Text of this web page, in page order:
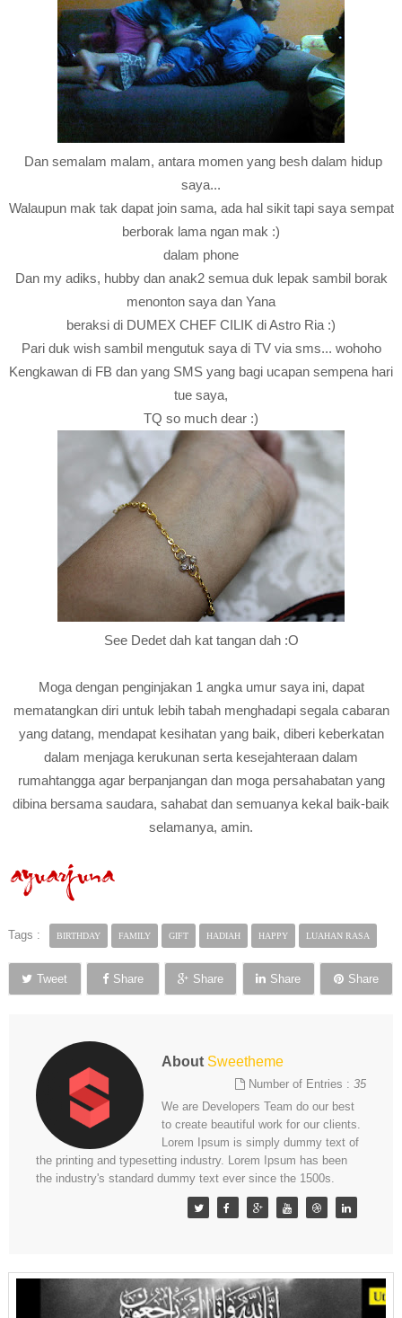
Dan semalam malam, antara momen yang besh dalam hidup
saya...
Walaupun mak tak dapat join sama, ada hal sikit tapi saya sempat
berborak lama ngan mak :)
dalam phone
Dan my adiks, hubby dan anak2 semua duk lepak sambil borak
menonton saya dan Yana
beraksi di DUMEX CHEF CILIK di Astro Ria :)
Pari duk wish sambil mengutuk saya di TV via sms... wohoho
Kengkawan di FB dan yang SMS yang bagi ucapan sempena hari
tue saya,
TQ so much dear :)
See Dedet dah kat tangan dah :O
Moga dengan penginjakan 1 angka umur saya ini, dapat
mematangkan diri untuk lebih tabah menghadapi segala cabaran
yang datang, mendapat kesihatan yang baik, diberi keberkatan
dalam menjaga kerukunan serta kesejahteraan dalam
rumahtangga agar berpanjangan dan moga persahabatan yang
dibina bersama saudara, sahabat dan semuanya kekal baik-baik
selamanya, amin.
Tags : BIRTHDAY FAMILY GIFT HADIAH HAPPY LUAHAN RASA
Tweet Share Share Share Share
About Sweetheme
Number of Entries :35
We are Developers Team do our best
to create beautiful work for our clients.
Lorem Ipsum is simply dummy text of
the printing and typesetting industry. Lorem Ipsum has been
the industry's standard dummy text ever since the 1500s.